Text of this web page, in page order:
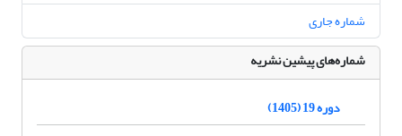
شماره جاری
شماره‌های پیشین نشریه
دوره 19 (1405)